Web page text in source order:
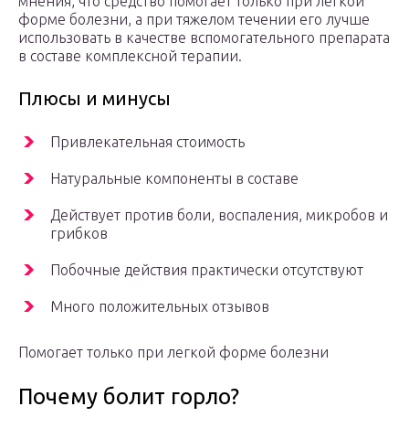
форме болезни, а при тяжелом течении его лучше
использовать в качестве вспомогательного препарата
в составе комплексной терапии.
Плюсы и минусы
Привлекательная стоимость
Натуральные компоненты в составе
Действует против боли, воспаления, микробов и
грибков
Побочные действия практически отсутствуют
Много положительных отзывов
Помогает только при легкой форме болезни
Почему болит горло?